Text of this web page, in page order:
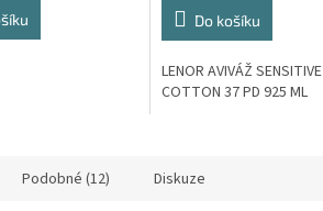
Do košíku
LENOR AVIVÁŽ SENSITIVE
COTTON 37 PD 925 ML
Podobné (12) Diskuze